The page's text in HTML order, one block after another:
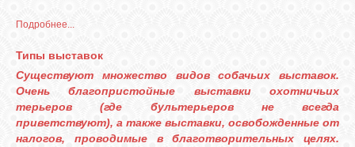
ПОЧИТАТЬ
Подробнее...
Типы выставок
Существуют множество видов собачьих выставок.
Очень благопристойные выставки охотничьих
терьеров (где бультерьеров не всегда
приветствуют), а также выставки, освобожденные от
налогов, проводимые в благотворительных целях.